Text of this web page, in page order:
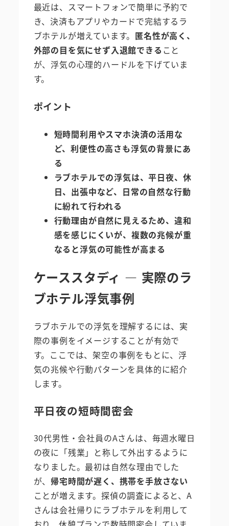
最近は、スマートフォンで簡単に予約で
き、決済もアプリやカードで完結するラ
ブホテルが増えています。 匿名性が高く、
外部の目を気にせず入退館できる こと
が、浮気の心理的ハードルを下げていま
す。
ポイント
短時間利用やスマホ決済の活用な
ど、利便性の高さも浮気の背景にあ
る
ラブホテルでの浮気は、平日夜、休
日、出張中など、日常の自然な行動
に紛れて行われる
行動理由が自然に見えるため、違和
感を感じにくいが、複数の兆候が重
なると浮気の可能性が高まる
ケーススタディ ― 実際のラ
ブホテル浮気事例
ラブホテルでの浮気を理解するには、実
際の事例をイメージすることが有効で
す。ここでは、架空の事例をもとに、浮
気の兆候や行動パターンを具体的に紹介
します。
平日夜の短時間密会
30代男性・会社員のAさんは、毎週水曜日
の夜に「残業」と称して外出するように
なりました。最初は自然な理由でした
が、 帰宅時間が遅く、携帯を手放さない
ことが増えます。探偵の調査によると、A
さんは会社帰りにラブホテルを利用して